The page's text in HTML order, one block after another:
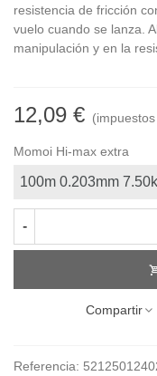
resistencia de fricción
vuelo cuando se lanza.
manipulación y en la
12,09 €
Momoi Hi-max extra
-
Compartir
Referencia: